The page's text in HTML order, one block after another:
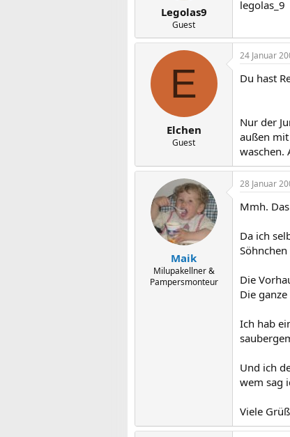
Legolas9
Guest
legolas_9
E
Elchen
Guest
24 Januar
Du hast
Nur der
außen
waschen.
Maik
Milupakellner &
Pampersmonteur
28 Januar
Mmh.
Da ich
Die
Die
Ich hab
Und ich
wem sag
Viele